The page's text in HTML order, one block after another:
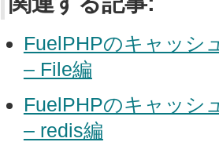
FuelPHPのキャッシ
– File編
FuelPHPのキャッシ
– redis編